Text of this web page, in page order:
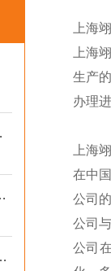
程？
术优势概述
控与管理效率？
上海
上海
生产
办理
上海
在中
公司
公司
公司